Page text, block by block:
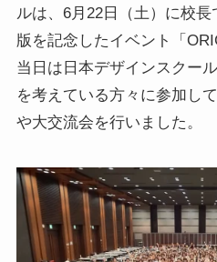
ルは、6月22日（土）に校
版を記念したイベント「
当日は日本デザインスクー
を考えている方々に参加し
や大交流会を行いました。